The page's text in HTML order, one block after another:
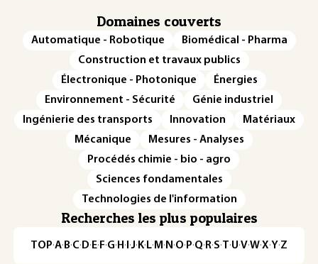
Domaines couverts
Automatique - Robotique
Biomédical - Pharma
Construction et travaux publics
Électronique - Photonique
Énergies
Environnement - Sécurité
Génie industriel
Ingénierie des transports
Innovation
Matériaux
Mécanique
Mesures - Analyses
Procédés chimie - bio - agro
Sciences fondamentales
Technologies de l'information
Recherches les plus populaires
TOP·A·B·C· D· E· F·G· H · ·J· K· L· M · N ·O· P·Q· R·S·T·U·V·W·X·Y·Z